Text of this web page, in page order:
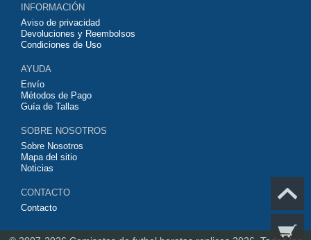
tailandesa por lo que estamos convencidos que quedarás muy satisfecho
con ella. Estas camisetas tienen un tejido transpirable por lo que te
servirán para jugar al fútbol o simplemente para animar a tu equipo
contáctanos y haremos lo posible para conseguirtela lo más barata
posible.
INFORMACIÓN
Aviso de privacidad
Devoluciones y Reembolsos
Condiciones de Uso
AYUDA
Envío
Métodos de Pago
Guía de Tallas
SOBRE NOSOTROS
Sobre Nosotros
Mapa del sitio
Noticias
CONTACTO
Contacto